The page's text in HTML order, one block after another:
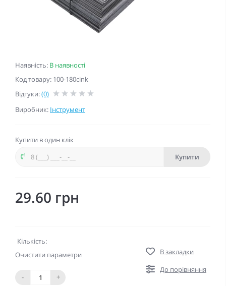
Наявність: В наявності
Код товару: 100-180cink
Відгуки:(0)
Виробник: Інструмент
Купити в один клік
Купити
29.60 грн
Кількість:
Очистити параметри
- +
В закладки
До порівняння